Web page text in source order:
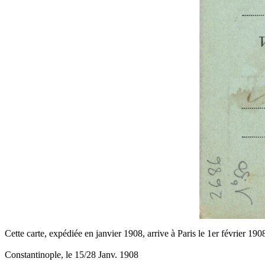
Cette carte, expédiée en janvier 1908, arrive à Paris le 1er février
Constantinople, le 15/28 Janv. 1908